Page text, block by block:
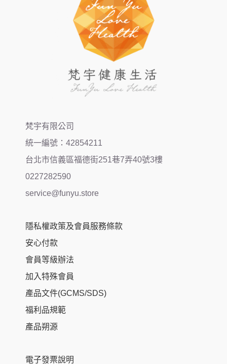
梵宇有限公司
統一編號：42854211
台北市信義區福德街251巷7弄40號3樓
0227282590
service@funyu.store
隱私權政策及會員服務條款
安心付款
會員等級辦法
加入特殊會員
產品文件(GCMS/SDS)
福利品規範
產品朔源
電子發票說明